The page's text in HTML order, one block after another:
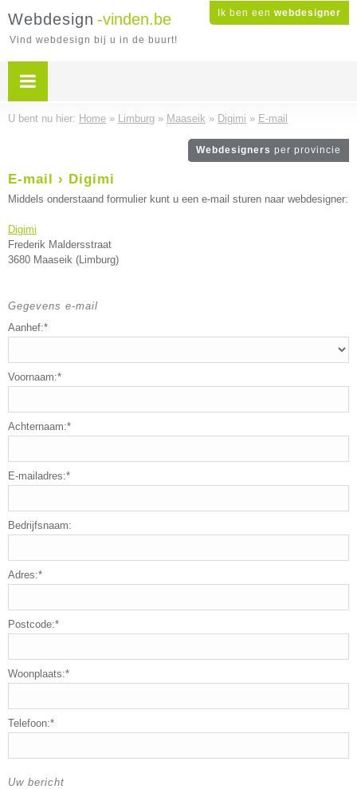
Ik ben een webdesigner
Webdesign -vinden.be
Vind webdesign bij u in de buurt!
U bent nu hier: Home » Limburg » Maaseik » Digimi » E-mail
Webdesigners per provincie
E-mail › Digimi
Middels onderstaand formulier kunt u een e-mail sturen naar webdesigner:
Digimi
Frederik Maldersstraat
3680 Maaseik (Limburg)
Gegevens e-mail
Aanhef:*
Voornaam:*
Achternaam:*
E-mailadres:*
Bedrijfsnaam:
Adres:*
Postcode:*
Woonplaats:*
Telefoon:*
Uw bericht